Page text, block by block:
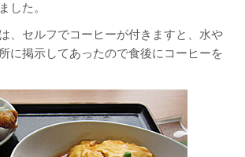
した。
、セルフでコーヒーが付きますと、水や
に掲示してあったので食後にコーヒーを